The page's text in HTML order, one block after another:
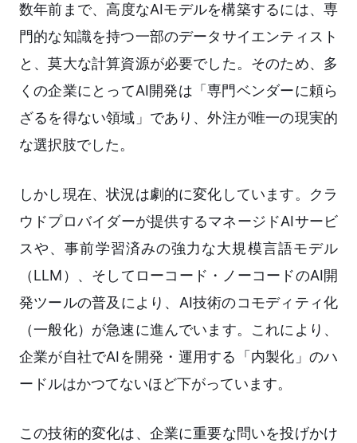
数年前まで、高度なAIモデルを構築するには、専
門的な知識を持つ一部のデータサイエンティスト
と、莫大な計算資源が必要でした。そのため、多
くの企業にとってAI開発は「専門ベンダーに頼ら
ざるを得ない領域」であり、外注が唯一の現実的
な選択肢でした。
しかし現在、状況は劇的に変化しています。クラ
ウドプロバイダーが提供するマネージドAIサービ
スや、事前学習済みの強力な大規模言語モデル
（LLM）、そしてローコード・ノーコードのAI開
発ツールの普及により、AI技術のコモディティ化
（一般化）が急速に進んでいます。これにより、
企業が自社でAIを開発・運用する「内製化」のハ
ードルはかつてないほど下がっています。
この技術的変化は、企業に重要な問いを投げかけ